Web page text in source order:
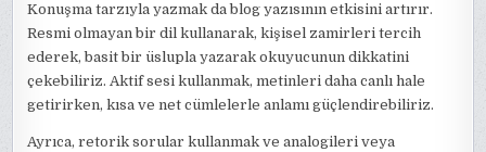
Konuşma tarzıyla yazmak da blog yazısının etkisini artırır.
Resmi olmayan bir dil kullanarak, kişisel zamirleri tercih
ederek, basit bir üslupla yazarak okuyucunun dikkatini
çekebiliriz. Aktif sesi kullanmak, metinleri daha canlı hale
getirirken, kısa ve net cümlelerle anlamı güçlendirebiliriz.
Ayrıca, retorik sorular kullanmak ve analogileri veya